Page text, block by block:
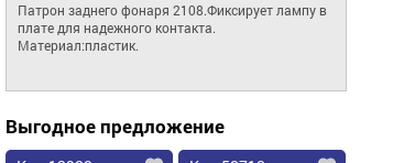
Патрон заднего фонаря 2108.Фиксирует лампу в
плате для надежного контакта.
Материал:пластик.
Выгодное предложение